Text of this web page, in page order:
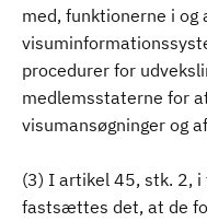
med, funktionerne i og
procedurer for
medlemsstaterne for
visumansøgninger og
(3) I artikel 45, stk. 2,
fastsættes det, at de